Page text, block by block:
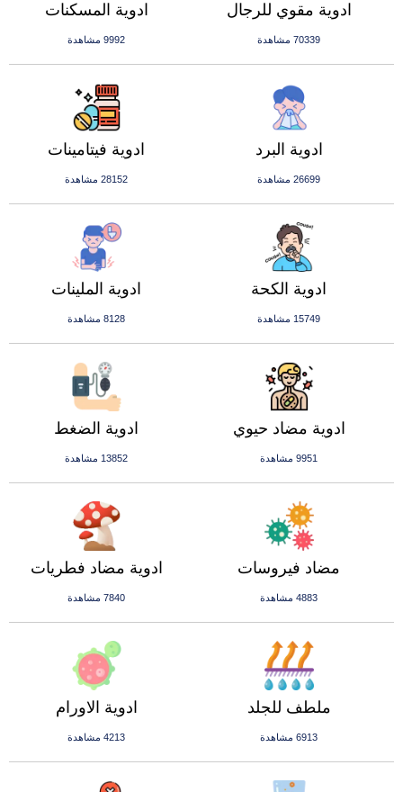
ادوية المسكنات
9992 مشاهدة
ادوية مقوي للرجال
70339 مشاهدة
ادوية فيتامينات
28152 مشاهدة
ادوية البرد
26699 مشاهدة
ادوية الملينات
8128 مشاهدة
ادوية الكحة
15749 مشاهدة
ادوية الضغط
13852 مشاهدة
ادوية مضاد حيوي
9951 مشاهدة
ادوية مضاد فطريات
7840 مشاهدة
مضاد فيروسات
4883 مشاهدة
ادوية الاورام
4213 مشاهدة
ملطف للجلد
6913 مشاهدة